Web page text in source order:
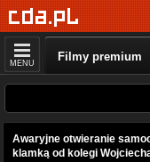
MENU Filmy premium
Awaryjne otwieranie
klamką od kolegi